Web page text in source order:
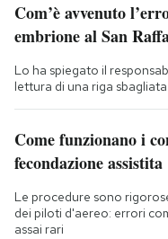
Com’è avvenuto
embrione al San
Lo ha spiegato il
lettura di una riga
Come funzionano i
fecondazione assistita
Le procedure sono
dei piloti d'aereo: errori
assai rari